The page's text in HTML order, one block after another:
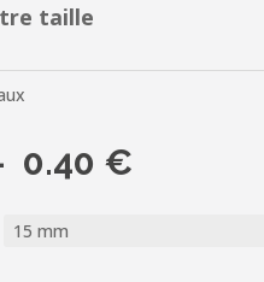
taille
0.40 €Plage